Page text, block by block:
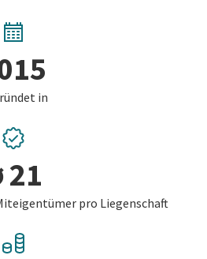
in
21
pro Liegenschaft